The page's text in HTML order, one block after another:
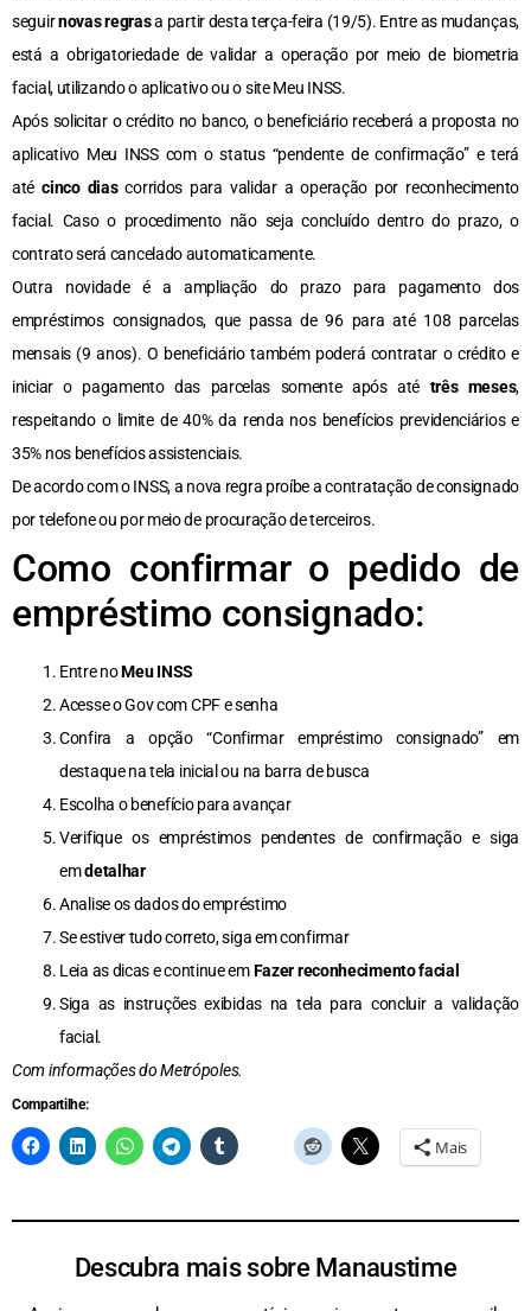
seguirnovas regrasa partir desta terça-feira (19/5). Entre as mudanças,
está a obrigatoriedade de validar a operação por meio de biometria
facial, utilizando o aplicativo ou o site Meu INSS.
Após solicitar o crédito no banco, o beneficiário receberá a proposta no
aplicativo Meu INSS com o status “pendente de confirmação” e terá
atécinco diascorridos para validar a operação por reconhecimento
facial. Caso o procedimento não seja concluído dentro do prazo, o
contrato será cancelado automaticamente.
Outra novidade é a ampliação do prazo para pagamento dos
empréstimos consignados, que passa de 96 para até 108 parcelas
mensais (9 anos). O beneficiário também poderá contratar o crédito e
iniciar o pagamento das parcelas somente após até três meses,
respeitando o limite de 40% da renda nos benefícios previdenciários e
35% nos benefícios assistenciais.
De acordo com o INSS, a nova regra proíbe a contratação de consignado
por telefone ou por meio de procuração de terceiros.
Como confirmar o pedido de
empréstimo consignado:
Entre noMeu INSS
Acesse o Gov com CPF e senha
Confira a opção “Confirmar empréstimo consignado” em
destaque na tela inicial ou na barra de busca
Escolha o benefício para avançar
Verifique os empréstimos pendentes de confirmação e siga
emdetalhar
Analise os dados do empréstimo
Se estiver tudo correto, siga em confirmar
Leia as dicas e continue emFazer reconhecimento facial
Siga as instruções exibidas na tela para concluir a validação
facial.
Com informações do Metrópoles.
Compartilhe:
Mais
Descubra mais sobre Manaustime